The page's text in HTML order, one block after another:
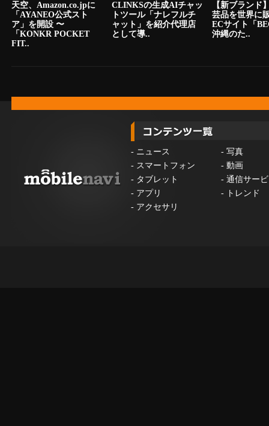
天空、Amazon.co.jpに
「AYANEO公式スト
ア」を開設 〜
「KONKR POCKET
FIT..
CLINKSの生成AIチャッ
トツール「ナレフルチ
ャット」を紹介代理店
として導..
【新ブランド
芸品を世界に
ECサイト「
沖縄のた..
- ニュース - 写真
- スマートフォン - 動画
- タブレット - 通信サー
- アプリ -
トレンド
- アクセサリ